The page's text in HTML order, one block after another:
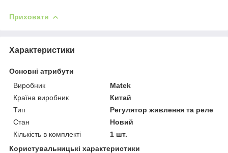
Приховати
Характеристики
Основні атрибути
Виробник
Matek
Країна виробник
Китай
Тип
Регулятор живлення та реле
Стан
Новий
Кількість в комплекті
1 шт.
Користувальницькі характеристики